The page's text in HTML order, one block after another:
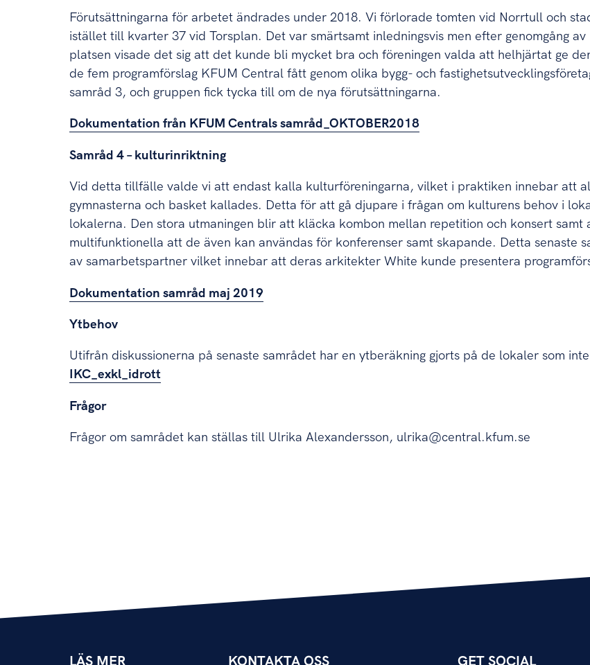
Förutsättningarna för arbetet ändrades under 2018. Vi förlorade tomten vid Norrtull och
istället till kvarter 37 vid Torsplan. Det var smärtsamt inledningsvis men efter genomgång
platsen visade det sig att det kunde bli mycket bra och föreningen valda att helhjärtat ge
de fem programförslag KFUM Central fått genom olika bygg- och
samråd 3, och gruppen fick tycka till om de nya förutsättningarna.
Dokumentation från KFUM Centrals samråd_OKTOBER2018
Samråd 4 – kulturinriktning
Vid detta tillfälle valde vi att endast kalla kulturföreningarna, vilket i praktiken innebar att
gymnasterna och basket kallades. Detta för att gå djupare i frågan om kulturens behov i
lokalerna. Den stora utmaningen blir att kläcka kombon mellan repetition och konsert samt
multifunktionella att de även kan användas för konferenser samt skapande. Detta senaste
av samarbetspartner vilket innebar att deras arkitekter White kunde presentera
Dokumentation samråd maj 2019
Ytbehov
Utifrån diskussionerna på senaste samrådet har en ytberäkning gjorts på de lokaler som
IKC_exkl_idrott
Frågor
Frågor om samrådet kan ställas till Ulrika Alexandersson, ulrika@central.kfum.se
LÄS MER KONTAKTA OSS GET SOCIAL